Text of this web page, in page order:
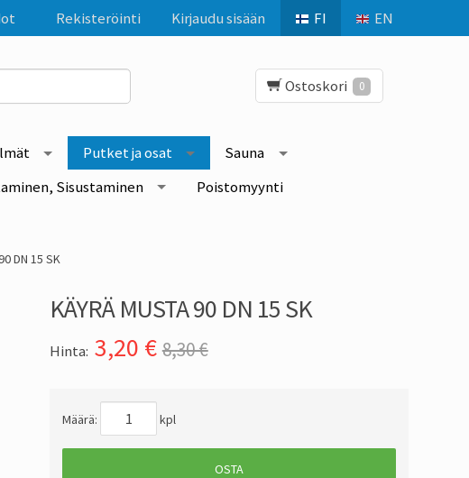
FI EN
Rekisteröinti Kirjaudu sisään
Ostoskori 0
Putket ja osat
Sauna
Sisustaminen
Poistomyynti
DN 15 SK
KÄYRÄ MUSTA 90 DN 15 SK
Hinta: 3,20 € 8,30 €
Määrä: kpl
OSTA